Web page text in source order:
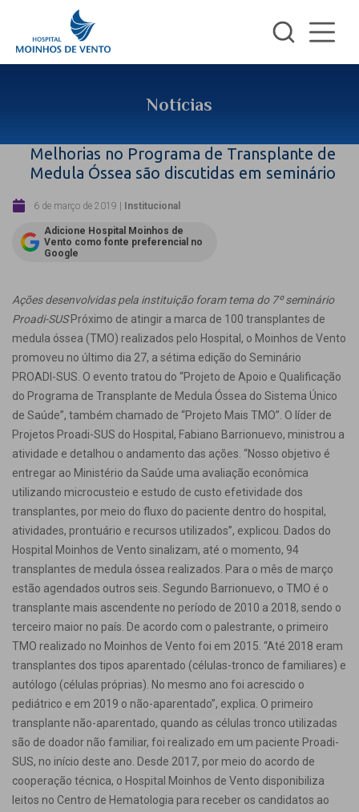
Notícias
Melhorias no Programa de Transplante de
Medula Óssea são discutidas em seminário
6 de março de 2019 | Institucional
Adicione Hospital Moinhos de
Vento como fonte preferencial no
Google
Ações desenvolvidas pela instituição foram tema do 7º seminário
Proadi-SUSPróximo de atingir a marca de 100 transplantes de
medula óssea (TMO) realizados pelo Hospital, o Moinhos de Vento
promoveu no último dia 27, a sétima edição do Seminário
PROADI-SUS. O evento tratou do “Projeto de Apoio e Qualificação
do Programa de Transplante de Medula Óssea do Sistema Único
de Saúde”, também chamado de “Projeto Mais TMO”. O líder de
Projetos Proadi-SUS do Hospital, Fabiano Barrionuevo, ministrou a
atividade e detalhou o andamento das ações. “Nosso objetivo é
entregar ao Ministério da Saúde uma avaliação econômica
utilizando microcusteio e estudo de custo efetividade dos
transplantes, por meio do fluxo do paciente dentro do hospital,
atividades, prontuário e recursos utilizados”, explicou. Dados do
Hospital Moinhos de Vento sinalizam, até o momento, 94
transplantes de medula óssea realizados. Para o mês de março
estão agendados outros seis. Segundo Barrionuevo, o TMO é o
transplante mais ascendente no período de 2010 a 2018, sendo o
terceiro maior no país. De acordo com o palestrante, o primeiro
TMO realizado no Moinhos de Vento foi em 2015. “Até 2018 eram
transplantes dos tipos aparentado (células-tronco de familiares) e
autólogo (células próprias). No mesmo ano foi acrescido o
pediátrico e em 2019 o não-aparentado”, explica. O primeiro
transplante não-aparentado, quando as células tronco utilizadas
são de doador não familiar, foi realizado em um paciente Proadi-
SUS, no início deste ano. Desde 2017, por meio do acordo de
cooperação técnica, o Hospital Moinhos de Vento disponibiliza
leitos no Centro de Hematologia para receber os candidatos ao